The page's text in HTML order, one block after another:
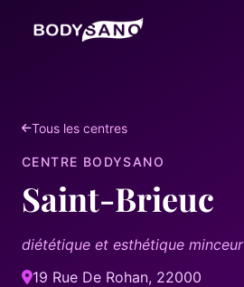
Calories par aliment
ESTHÉTIQUE
Tous les centres
CENTRE BODYSANO
Saint-Brieuc
diététique et esthétique minceur
19 Rue De Rohan, 22000